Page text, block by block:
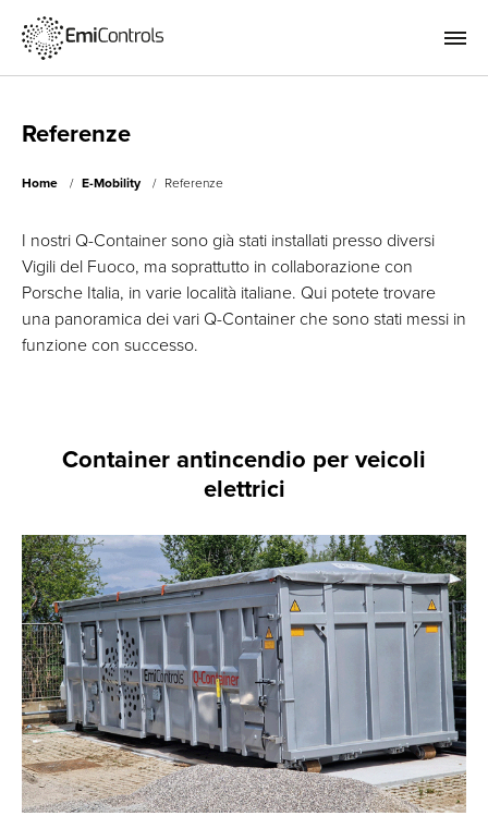
Referenze
Home E-Mobility Referenze
I nostri Q-Container sono già stati installati presso diversi
Vigili del Fuoco, ma soprattutto in collaborazione con
Porsche Italia, in varie località italiane. Qui potete trovare
una panoramica dei vari Q-Container che sono stati messi in
funzione con successo.
Container antincendio per veicoli
elettrici